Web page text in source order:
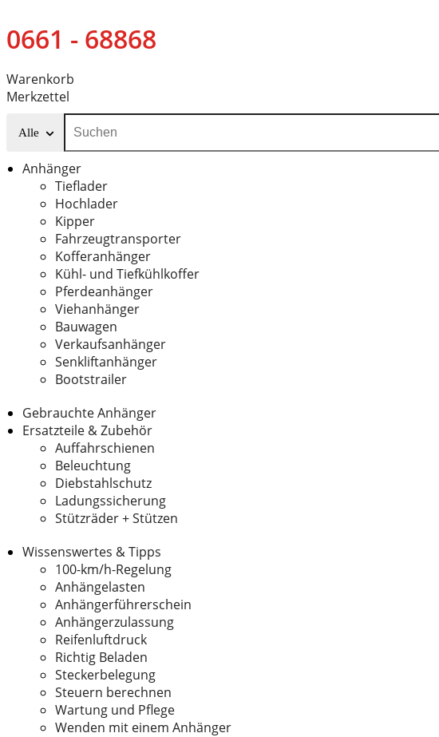
0661 - 68868
Warenkorb
Merkzettel
Alle
Anhänger
Tieflader
Hochlader
Kipper
Fahrzeugtransporter
Kofferanhänger
Kühl- und Tiefkühlkoffer
Pferdeanhänger
Viehanhänger
Bauwagen
Verkaufsanhänger
Senkliftanhänger
Bootstrailer
Gebrauchte Anhänger
Ersatzteile & Zubehör
Auffahrschienen
Beleuchtung
Diebstahlschutz
Ladungssicherung
Stützräder + Stützen
Wissenswertes & Tipps
100-km/h-Regelung
Anhängelasten
Anhängerführerschein
Anhängerzulassung
Reifenluftdruck
Richtig Beladen
Steckerbelegung
Steuern berechnen
Wartung und Pflege
Wenden mit einem Anhänger